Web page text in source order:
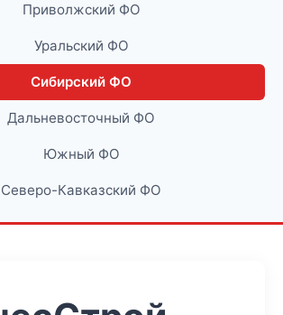
Приволжский ФО
Уральский ФО
Сибирский ФО
Дальневосточный ФО
Южный ФО
Северо-Кавказский ФО